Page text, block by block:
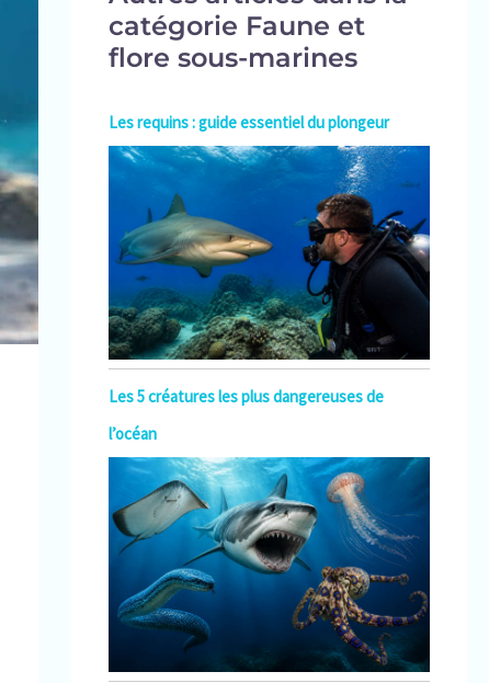
catégorie Faune et
flore sous-marines
Les requins : guide essentiel du plongeur
Les 5 créatures les plus dangereuses de
l’océan